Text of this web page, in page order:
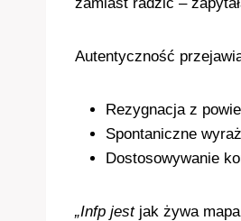
Autentyczność
Rezygnacja z
Spontaniczne
Dostosowywanie
„Infp jestjak żywa mapa